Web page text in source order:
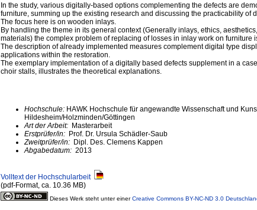
In the study, various digitally-based options complementing the defects are
furniture, summing up the existing research and discussing the practicability of
The focus here is on wooden inlays.
By handling the theme in its general context (Generally inlays, ethics,
materials) the complex problem of replacing of losses in inlay work on furniture
The description of already implemented measures complement digital type
applications within the restoration.
The exemplary implementation of a digitally based defects supplement in a
choir stalls, illustrates the theoretical explanations.
Hochschule: HAWK Hochschule für angewandte Wissenschaft und
Hildesheim/Holzminden/Göttingen
Art der Arbeit: Masterarbeit
Erstprüfer/in: Prof. Dr. Ursula Schädler-Saub
Zweitprüfer/in: Dipl. Des. Clemens Kappen
Abgabedatum: 2013
Volltext der Hochschularbeit
(pdf-Format, ca. 10.36 MB)
Dieses Werk steht unter einerCreative Commons BY-NC-ND 3.0